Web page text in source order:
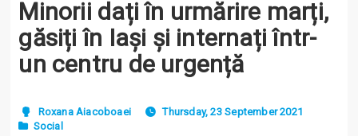
Minorii dați în urmărire marți,
găsiți în Iași și internați într-
un centru de urgență
Roxana Aiacoboaei
Thursday, 23 September 2021
Social